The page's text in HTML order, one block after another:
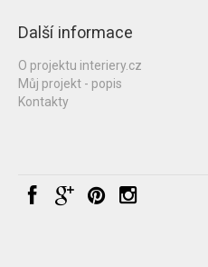
Další informace
O projektu interiery.cz
Můj projekt - popis
Kontakty